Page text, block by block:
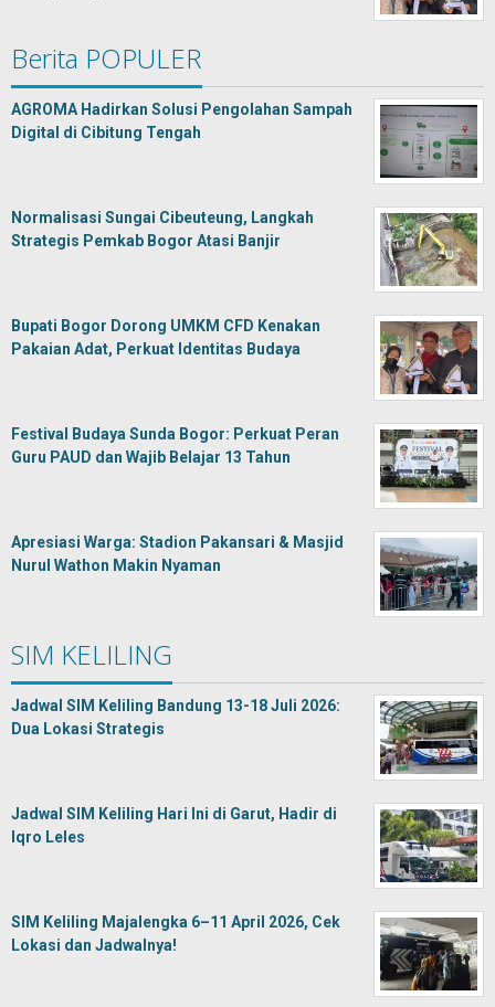
Berita POPULER
AGROMA Hadirkan Solusi Pengolahan Sampah
Digital di Cibitung Tengah
Normalisasi Sungai Cibeuteung, Langkah
Strategis Pemkab Bogor Atasi Banjir
Bupati Bogor Dorong UMKM CFD Kenakan
Pakaian Adat, Perkuat Identitas Budaya
Festival Budaya Sunda Bogor: Perkuat Peran
Guru PAUD dan Wajib Belajar 13 Tahun
Apresiasi Warga: Stadion Pakansari & Masjid
Nurul Wathon Makin Nyaman
SIM KELILING
Jadwal SIM Keliling Bandung 13-18 Juli 2026:
Dua Lokasi Strategis
Jadwal SIM Keliling Hari Ini di Garut, Hadir di
Iqro Leles
SIM Keliling Majalengka 6–11 April 2026, Cek
Lokasi dan Jadwalnya!